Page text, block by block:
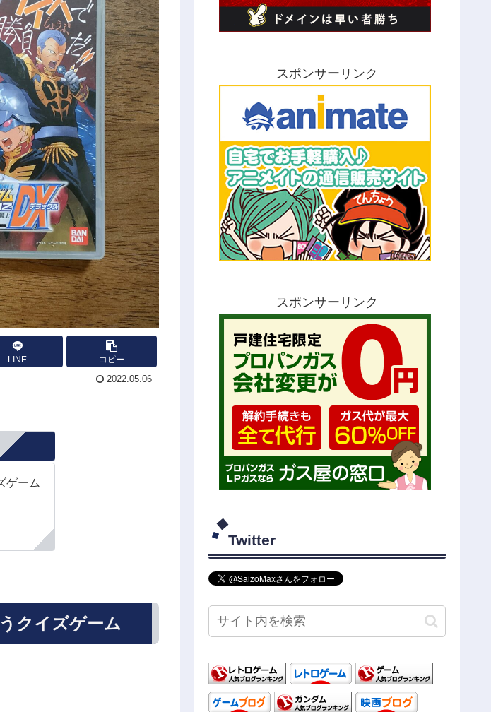
LINE コピー
2022.05.06
ゲーム
クイズゲーム
スポンサーリンク
スポンサーリンク
Twitter